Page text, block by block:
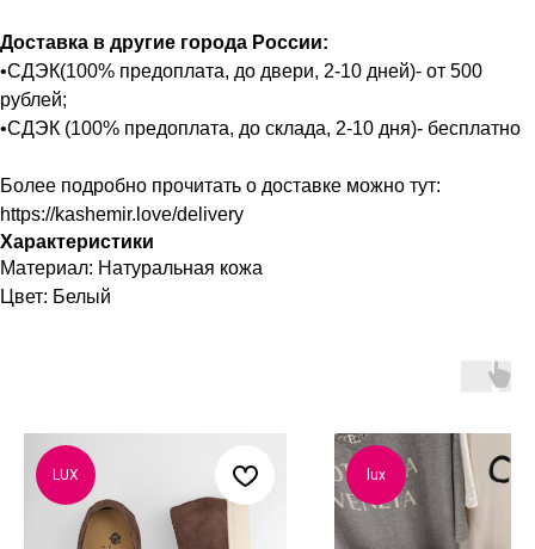
Доставка в другие города России:
•СДЭК(100% предоплата, до двери, 2-10 дней)- от 500
рублей;
•СДЭК (100% предоплата, до склада, 2-10 дня)- бесплатно
Более подробно прочитать о доставке можно тут:
https://kashemir.love/delivery
Характеристики
Материал: Натуральная кожа
Цвет: Белый
LUX lux